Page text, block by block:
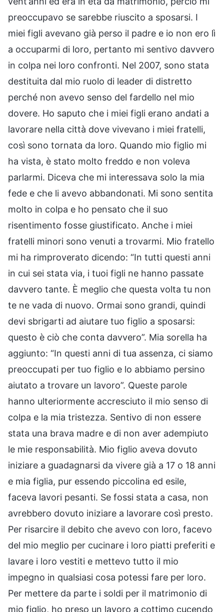
preoccupavo se sarebbe riuscito a sposarsi. I
miei figli avevano già perso il padre e io non ero lì
a occuparmi di loro, pertanto mi sentivo davvero
in colpa nei loro confronti. Nel 2007, sono stata
destituita dal mio ruolo di leader di distretto
perché non avevo senso del fardello nel mio
dovere. Ho saputo che i miei figli erano andati a
lavorare nella città dove vivevano i miei fratelli,
così sono tornata da loro. Quando mio figlio mi
ha vista, è stato molto freddo e non voleva
parlarmi. Diceva che mi interessava solo la mia
fede e che li avevo abbandonati. Mi sono sentita
molto in colpa e ho pensato che il suo
risentimento fosse giustificato. Anche i miei
fratelli minori sono venuti a trovarmi. Mio fratello
mi ha rimproverato dicendo: “In tutti questi anni
in cui sei stata via, i tuoi figli ne hanno passate
davvero tante. È meglio che questa volta tu non
te ne vada di nuovo. Ormai sono grandi, quindi
devi sbrigarti ad aiutare tuo figlio a sposarsi:
questo è ciò che conta davvero”. Mia sorella ha
aggiunto: “In questi anni di tua assenza, ci siamo
preoccupati per tuo figlio e lo abbiamo persino
aiutato a trovare un lavoro”. Queste parole
hanno ulteriormente accresciuto il mio senso di
colpa e la mia tristezza. Sentivo di non essere
stata una brava madre e di non aver adempiuto
le mie responsabilità. Mio figlio aveva dovuto
iniziare a guadagnarsi da vivere già a 17 o 18 anni
e mia figlia, pur essendo piccolina ed esile,
faceva lavori pesanti. Se fossi stata a casa, non
avrebbero dovuto iniziare a lavorare così presto.
Per risarcire il debito che avevo con loro, facevo
del mio meglio per cucinare i loro piatti preferiti e
lavare i loro vestiti e mettevo tutto il mio
impegno in qualsiasi cosa potessi fare per loro.
Per mettere da parte i soldi per il matrimonio di
mio figlio, ho preso un lavoro a cottimo cucendo